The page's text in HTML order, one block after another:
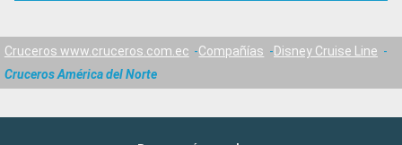
Cruceros www.cruceros.com.ec Compañías
Disney Cruise Line
Cruceros América del Norte